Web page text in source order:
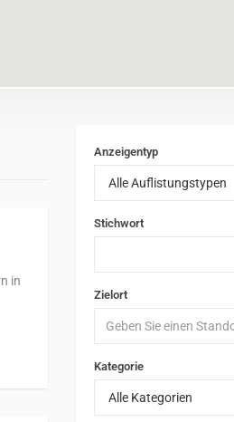
in
Anzeigentyp
Alle Auflistungstypen
Stichwort
Zielort
Kategorie
Alle Kategorien